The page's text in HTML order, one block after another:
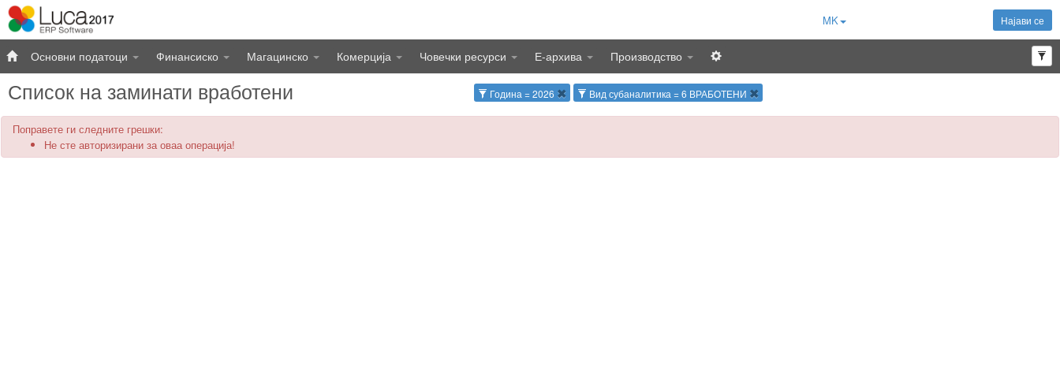
Најави се
MK
Основни податоци Финансиско Магацинско Комерција Човечки ресурси Е-архива Производство
Список на заминати вработени Година = 2026 Вид субаналитика = 6 ВРАБОТЕНИ
Поправете ги следните грешки:
Не сте авторизирани за оваа операција!